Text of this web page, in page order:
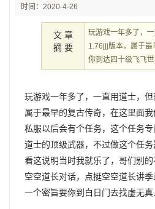
时间：2020-4-26
22:51:55
文 章
摘 要
玩游戏一年多了，
1.76jjj版本，属于最
你到达四十级飞飞
玩游戏一年多了，一直用道士，
属于最早的复古传奇，在这里面
私服以后会有个任务，这个任务
道士的顶级武器，不过做这个任
看这说明当时我就乐了，哥们别
空空道长对话，点挺空空道长讲
一个密旨要你到白日门去找虚无真